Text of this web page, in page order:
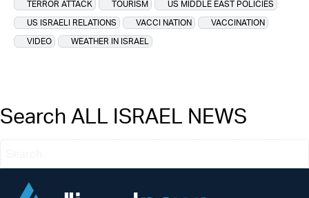
TERROR ATTACK
TOURISM
US MIDDLE EAST POLICIES
US ISRAELI RELATIONS
VACCI NATION
VACCINATION
VIDEO
WEATHER IN ISRAEL
Search ALL ISRAEL NEWS